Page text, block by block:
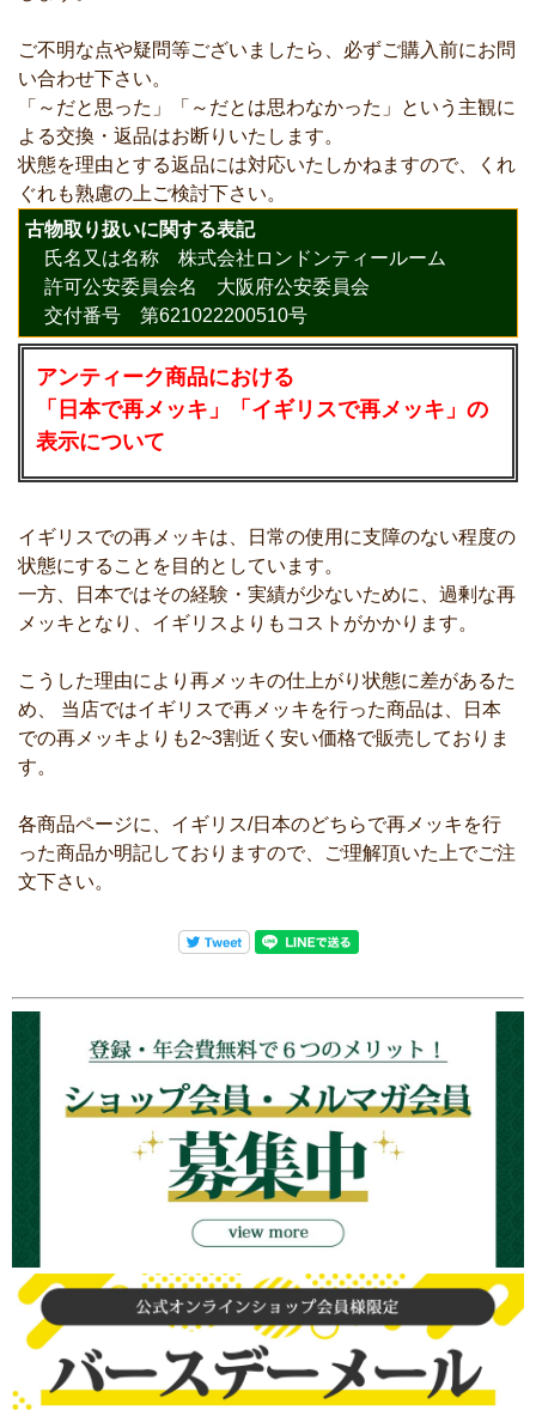
ご不明な点や疑問等ございましたら、必ずご購入前にお問
い合わせ下さい。
「～だと思った」「～だとは思わなかった」という主観に
よる交換・返品はお断りいたします。
状態を理由とする返品には対応いたしかねますので、くれ
ぐれも熟慮の上ご検討下さい。
古物取り扱いに関する表記
氏名又は名称 株式会社ロンドンティールーム
許可公安委員会名 大阪府公安委員会
交付番号 第621022200510号
アンティーク商品における
「日本で再メッキ」「イギリスで再メッキ」の
表示について
イギリスでの再メッキは、日常の使用に支障のない程度の
状態にすることを目的としています。
一方、日本ではその経験・実績が少ないために、過剰な再
メッキとなり、イギリスよりもコストがかかります。
こうした理由により再メッキの仕上がり状態に差があるた
め、 当店ではイギリスで再メッキを行った商品は、日本
での再メッキよりも2~3割近く安い価格で販売しておりま
す。
各商品ページに、イギリス/日本のどちらで再メッキを行
った商品か明記しておりますので、ご理解頂いた上でご注
文下さい。